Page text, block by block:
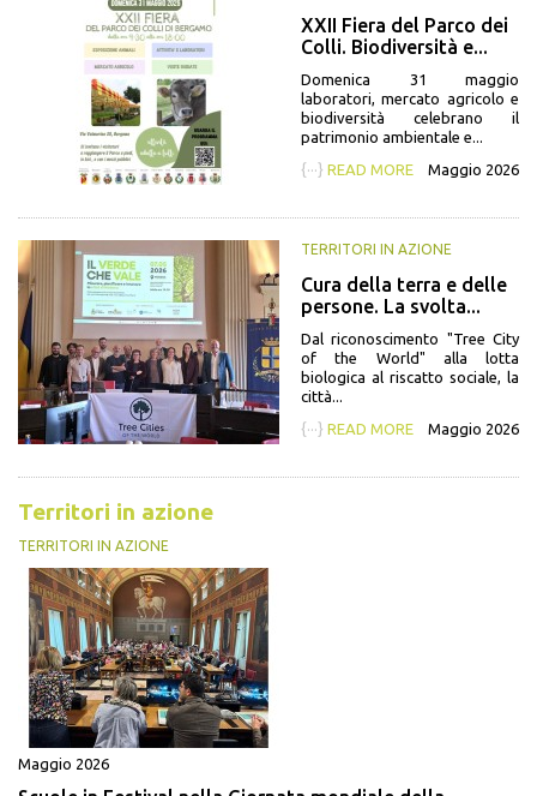
XXII Fiera del Parco dei
Colli. Biodiversità e...
Domenica 31 maggio
laboratori, mercato agricolo e
biodiversità celebrano il
patrimonio ambientale e...
{···} READ MORE Maggio 2026
TERRITORI IN AZIONE
Cura della terra e delle
persone. La svolta...
Dal riconoscimento "Tree City
of the World" alla lotta
biologica al riscatto sociale, la
città...
{···} READ MORE Maggio 2026
Territori in azione
TERRITORI IN AZIONE
Maggio 2026